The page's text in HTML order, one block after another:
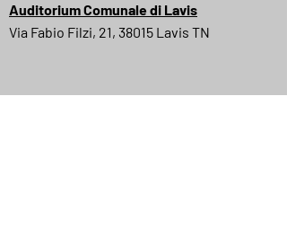
Auditorium Comunale di Lavis
Via Fabio Filzi, 21, 38015 Lavis TN